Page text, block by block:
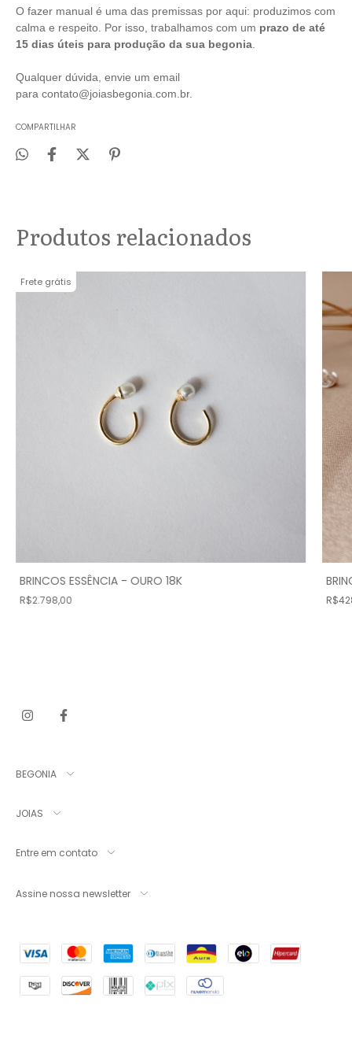
O fazer manual é uma das premissas por aqui: produzimos com
calma e respeito. Por isso, trabalhamos com um prazo de até
15 dias úteis para produção da sua begonia
Qualquer dúvida, envie um email
para contato@joiasbegonia.com.br
COMPARTILHAR
Produtos relacionados
Frete grátis
BRINCOS ESSÊNCIA - OURO 18K
R$2.798,00
BEGONIA
JOIAS
Entre em contato
Assine nossa newsletter